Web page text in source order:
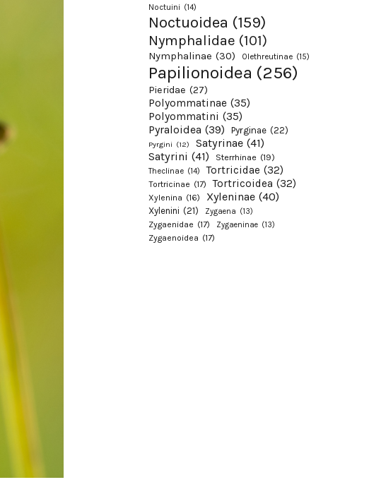
Noctuini (14)
Noctuoidea (159)
Nymphalidae (101)
Nymphalinae (30) Olethreutinae (15)
Papilionoidea (256)
Pieridae (27)
Polyommatinae (35)
Polyommatini (35)
Pyraloidea (39) Pyrginae (22)
Pyrgini (12) Satyrinae (41)
Satyrini (41) Sterrhinae (19)
Theclinae (14) Tortricidae (32)
Tortricinae (17) Tortricoidea (32)
Xylenina (16) Xyleninae (40)
Xylenini (21) Zygaena (13)
Zygaenidae (17) Zygaeninae (13)
Zygaenoidea (17)